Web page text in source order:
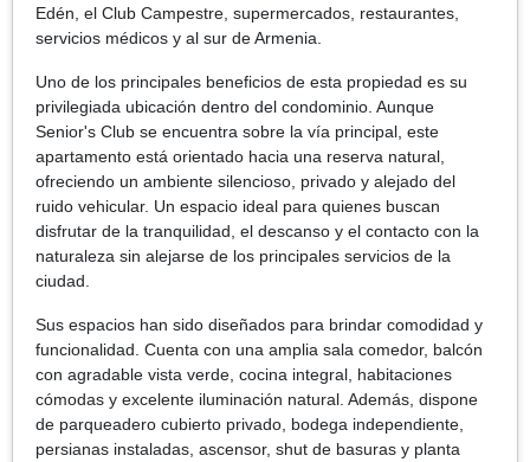
Edén, el Club Campestre, supermercados, restaurantes,
servicios médicos y al sur de Armenia.
Uno de los principales beneficios de esta propiedad es su
privilegiada ubicación dentro del condominio. Aunque
Senior's Club se encuentra sobre la vía principal, este
apartamento está orientado hacia una reserva natural,
ofreciendo un ambiente silencioso, privado y alejado del
ruido vehicular. Un espacio ideal para quienes buscan
disfrutar de la tranquilidad, el descanso y el contacto con la
naturaleza sin alejarse de los principales servicios de la
ciudad.
Sus espacios han sido diseñados para brindar comodidad y
funcionalidad. Cuenta con una amplia sala comedor, balcón
con agradable vista verde, cocina integral, habitaciones
cómodas y excelente iluminación natural. Además, dispone
de parqueadero cubierto privado, bodega independiente,
persianas instaladas, ascensor, shut de basuras y planta